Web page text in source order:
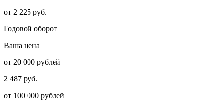
от 2 225 руб.
Годовой оборот
Ваша цена
от 20 000 рублей
2 487 руб.
от 100 000 рублей